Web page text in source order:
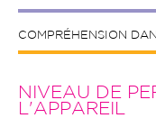
COMPRÉHENSION
NIVEAU DE
L'APPAREIL